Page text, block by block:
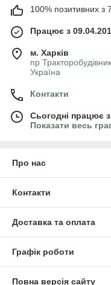
100% позитивних з
Працює з
м. Харків
пр
Україна
Контакти
Сьогодні працює
Показати весь
Про нас
Контакти
Доставка та оплата
Графік роботи
Повна версія сайту